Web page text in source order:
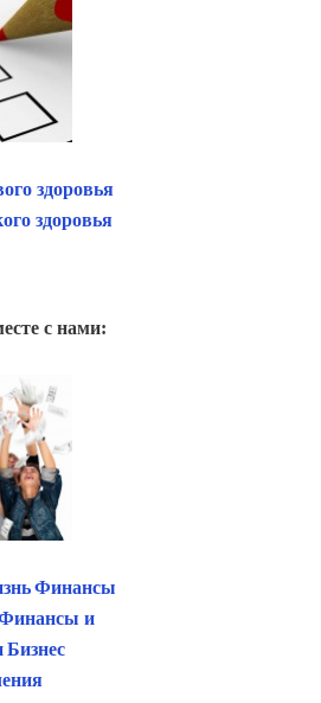
здоровья
здоровья
с нами:
Финансы
и
Бизнес